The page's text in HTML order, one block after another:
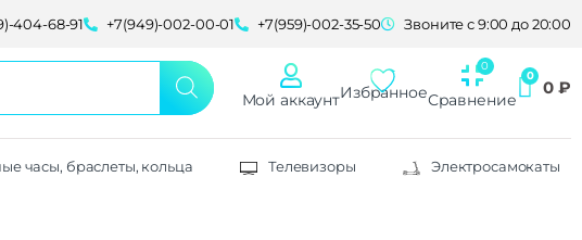
404-68-91 +7(949)-002-00-01 +7(959)-002-35-50 Звоните с 9:00 до 20:00
Мой аккаунтИзбранноеСравнение
0 ₽
часы, браслеты, кольца Телевизоры Электросамокаты